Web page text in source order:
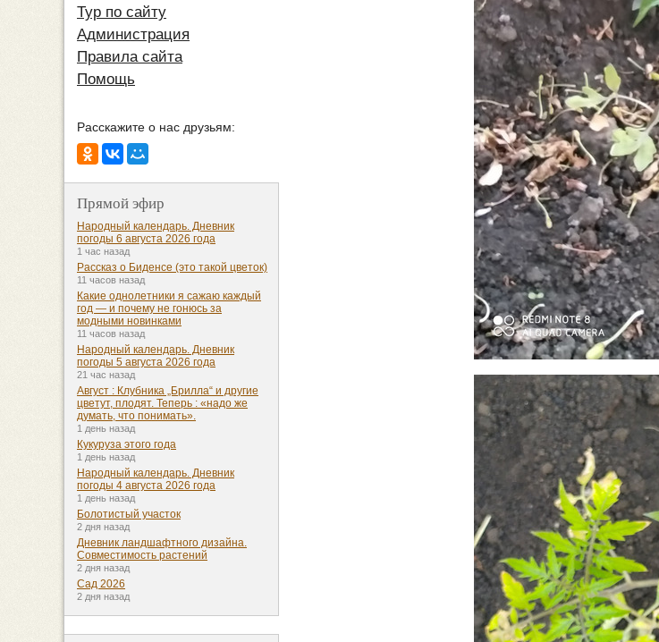
Тур по сайту
Администрация
Правила сайта
Помощь
Расскажите о нас друзьям:
Прямой эфир
Народный календарь. Дневник
погоды 6 августа 2026 года
1 час назад
Рассказ о Биденсе (это такой цветок)
11 часов назад
Какие однолетники я сажаю каждый
год — и почему не гонюсь за
модными новинками
11 часов назад
Народный календарь. Дневник
погоды 5 августа 2026 года
21 час назад
Август : Клубника „Брилла“ и другие
цветут, плодят. Теперь : «надо же
думать, что понимать».
1 день назад
Кукуруза этого года
1 день назад
Народный календарь. Дневник
погоды 4 августа 2026 года
1 день назад
Болотистый участок
2 дня назад
Дневник ландшафтного дизайна.
Совместимость растений
2 дня назад
Сад 2026
2 дня назад